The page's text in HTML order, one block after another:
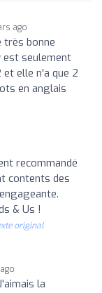
ago
très bonne
est seulement
elle n'a que 2
en anglais
recommandé
contents des
& Us !
original
la